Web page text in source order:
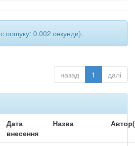
пошуку: 0.002 секунди).
назад 1 далі
Дата
внесення
Назва